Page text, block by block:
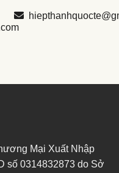
Mại Xuất Nhập
số 0314832873 do Sở